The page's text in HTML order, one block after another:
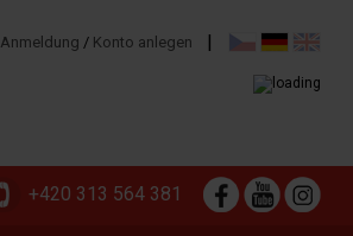
Anmeldung / Konto anlegen |
+420 313 564 381